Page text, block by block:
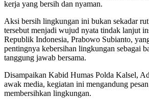
kerja yang bersih dan nyaman.
Aksi bersih lingkungan ini bukan sekadar
tersebut menjadi wujud nyata tindak lanjut
Republik Indonesia, Prabowo Subianto,
pentingnya kebersihan lingkungan sebagai
tanggung jawab bersama.
Disampaikan Kabid Humas Polda Kalsel,
awak media, kegiatan ini mengandung
membersihkan lingkungan.